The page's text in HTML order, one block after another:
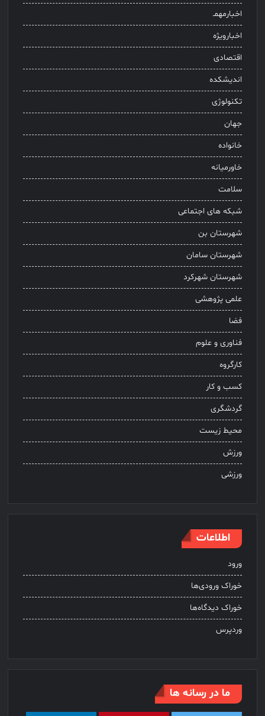
اخبارمهمـ
اخبارویژه
اقتصادی
اندیشکده
تکنولوژی
جهان
خانواده
خاورمیانه
سلامت
شبکه های اجتماعی
شهرستان بن
شهرستان سامان
شهرستان شهرکرد
علمی پژوهشی
فضا
فناوری و علوم
کارگروه
کسب و کار
گردشگری
محیط زیست
ورزش
ورزشی
اطلاعات
ورود
خوراک ورودی‌ها
خوراک دیدگاه‌ها
وردپرس
ما در رسانه ها